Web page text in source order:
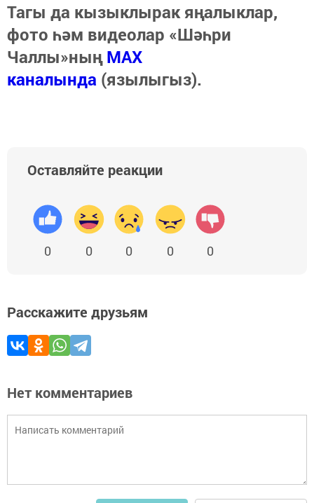
Тагы да кызыклырак яңалыклар,
фото һәм видеолар «Шәһри
Чаллы»ныңMAX
каналында (язылыгыз).
Оставляйте реакции
0 0 0 0 0
Расскажите друзьям
Нет комментариев